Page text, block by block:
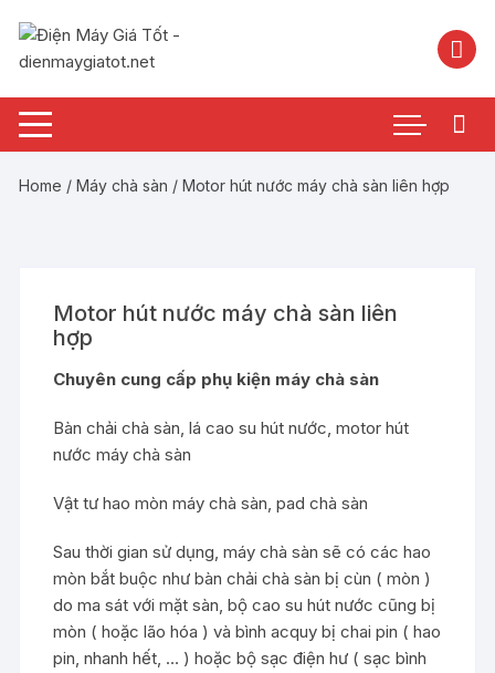
nội
Home /Máy chà sàn / Motor hút nước máy chà sàn liên hợp
Motor hút nước máy chà sàn liên
hợp
Chuyên cung cấp phụ kiện máy chà sàn
Bàn chải chà sàn, lá cao su hút nước, motor hút
nước máy chà sàn
Vật tư hao mòn máy chà sàn, pad chà sàn
Sau thời gian sử dụng, máy chà sàn sẽ có các hao
mòn bắt buộc như bàn chải chà sàn bị cùn ( mòn )
do ma sát với mặt sàn, bộ cao su hút nước cũng bị
mòn ( hoặc lão hóa ) và bình acquy bị chai pin ( hao
pin, nhanh hết, … ) hoặc bộ sạc điện hư ( sạc bình